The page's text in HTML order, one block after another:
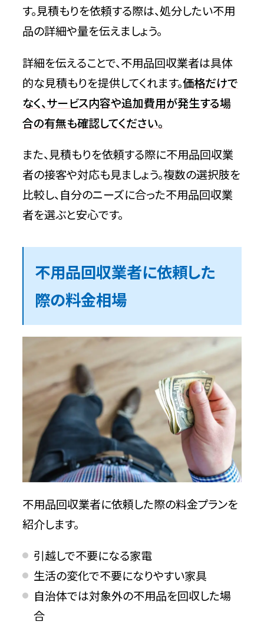
す。見積もりを依頼する際は、処分したい不用
品の詳細や量を伝えましょう。
詳細を伝えることで、不用品回収業者は具体
的な見積もりを提供してくれます。価格だけで
なく、サービス内容や追加費用が発生する場
合の有無も確認してください。
また、見積もりを依頼する際に不用品回収業
者の接客や対応も見ましょう。複数の選択肢を
比較し、自分のニーズに合った不用品回収業
者を選ぶと安心です。
不用品回収業者に依頼した
際の料金相場
不用品回収業者に依頼した際の料金プランを
紹介します。
引越しで不要になる家電
生活の変化で不要になりやすい家具
自治体では対象外の不用品を回収した場
合